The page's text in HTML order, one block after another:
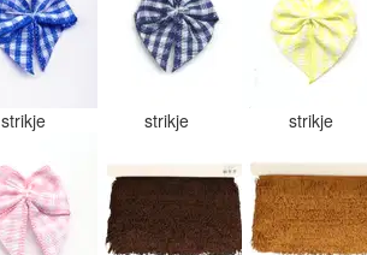
strikje strikje strikje